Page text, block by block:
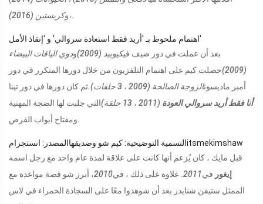
،وكريستين (2016) .
اهتمام ملحوظ بـ 'أريد فقط استعادة سروالي' و 'إنقاذ الأمل'
بعد أن عملت في دور ضيف فيكيوبيد (2009) وذوي الياقات البيضاء
(2009)
حصلت كيم على اهتمام التلفزيون من خلال دورها المتكرر في دور
أمبر ماديسونالزوجة الصالحة (2009 ، 3 حلقات).
ثم كان دورها في دور تينا
أنا فقط أريد سروالي العودة (2011 ، 13 حلقة)
التي جلبت لها الضجة المهنية
ومفتاح أبواب الفرص.
التسمية التوضيحية: كيم شو وصديقهاالمصدر: انستجرامitsmekimshaw
قبل مايك ، كان يُزعم أنها كانت على علاقة لمدة عام واحد مع رجل اسمه
إيغور في2011. علاوة على ذلك ، في2010، أبرز شو قصة مواعدة مع
الممثل ستيفن شنايدر بعد أن شوهدوا معًا على السجادة الحمراء في لاس